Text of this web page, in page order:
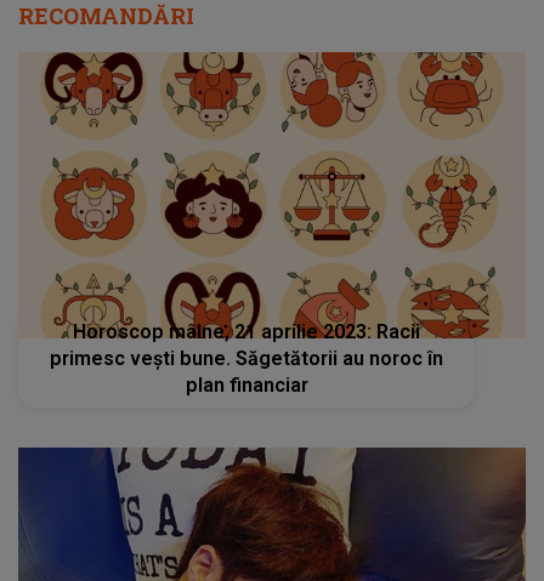
RECOMANDĂRI
Horoscop mâine, 21 aprilie 2023: Racii
primesc vești bune. Săgetătorii au noroc în
plan financiar